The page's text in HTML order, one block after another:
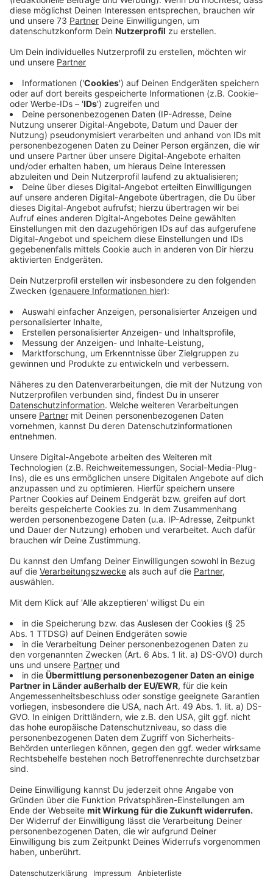
notwendige Zwecke gemacht werden. Die Bürger
werden aufgefordert, generell auf private Reisen und
Anzeige
Körperpflege
Anzeige
Kosmetikstudios, Massagepraxen oder Tattoostudios
sollen schließen, medizinisch notwendige
Behandlungen wie Physiotherapien aber möglich sein.
Friseursalons bleiben - anders als im Frühjahr - aber
unter den bestehenden Hygienevorgaben geöffnet.
Anzeige
Wirtschaft
Anzeige
Industrie, Handwerk und Mittelstand solle sicheres
Entwurf. Die Arbeitgeber müssten ihre Mitarbeiter vor
Infektionen schützen. Wo immer umsetzbar soll
Heimarbeit ermöglicht werden.
Hilfe für Unternehmen
Anzeige
Der Bund will Hilfen verlängern und die Konditionen
etwa für die Kultur- und Veranstaltungswirtschaft
verbessern. Außerdem soll der Schnellkredit der
mit weniger als zehn Beschäftigten geöffnet und
angepasst werden.
Anzeige
Risikogruppen
Anzeige
Für Kranke, Pflegebedürftige, Senioren und Behinderte
solle es zügig und prioritär Corona-Schnelltests geben.
nicht zu einer vollständigen sozialen Isolation führen.
Anzeige